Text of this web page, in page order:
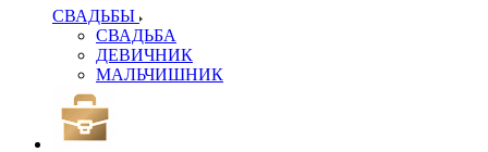
СВАДЬБЫ
СВАДЬБА
ДЕВИЧНИК
МАЛЬЧИШНИК